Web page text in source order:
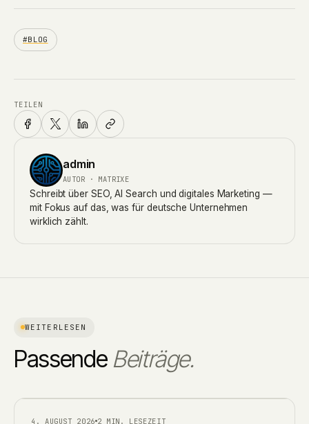
#BLOG
TEILEN
admin
AUTOR · MATRIXE
Schreibt über SEO, AI Search und digitales Marketing —
mit Fokus auf das, was für deutsche Unternehmen
wirklich zählt.
WEITERLESEN
Passende Beiträge.
BLOG
4. AUGUST 2026 2 MIN. LESEZEIT